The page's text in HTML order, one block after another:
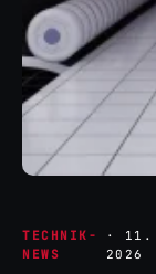
TECHNIK-
NEWS
· 11.
2026